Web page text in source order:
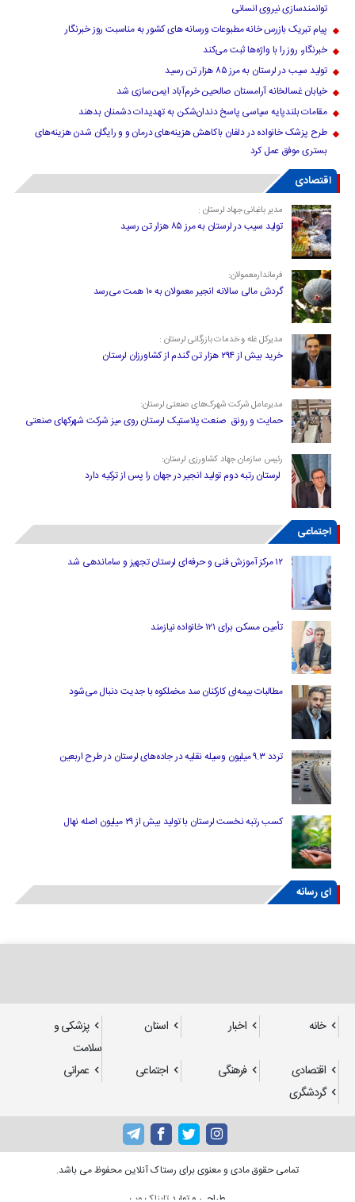
توانمندسازی نیروی انسانی
پیام تبریک بازرس خانه مطبوعات ورسانه های کشور به مناسبت روز خبرنگار
خبرنگار، روز را با واژه‌ها ثبت می‌کند
تولید سیب در لرستان به مرز ۸۵ هزار تن رسید
خیابان غسالخانه آرامستان صالحین خرم‌آباد ایمن‌سازی شد
مقامات بلندپایه سیاسی پاسخ دندان‌شکن به تهدیدات دشمنان بدهند
طرح پزشک خانواده در دلفان باکاهش هزینه‌های درمان و و رایگان شدن هزینه‌های
بستری موفق عمل کرد
اقتصادی
مدیر باغبانی جهاد لرستان :
تولید سیب در لرستان به مرز ۸۵ هزار تن رسید
فرماندارمعمولان:
گردش مالی سالانه انجیر معمولان به ۱۰ همت می‌رسد
مدیرکل غله و خدمات بازرگانی لرستان :
خرید بیش از ۲۹۴ هزار تن گندم از کشاورزان لرستان
مدیرعامل شرکت شهرک‌های صنعتی لرستان:
حمایت و رونق صنعت پلاستیک لرستان روی میز شرکت شهرکهای صنعتی
رئیس سازمان جهاد کشاورزی لرستان:
لرستان رتبه دوم تولید انجیر در جهان را پس از ترکیه دارد
اجتماعی
۱۲ مرکز آموزش فنی و حرفه‌ای لرستان تجهیز و ساماندهی شد
تأمین مسکن برای ۱۲۱ خانواده نیازمند
مطالبات بیمه‌ای کارکنان سد مخملکوه با جدیت دنبال می‌شود
تردد ۹.۳ میلیون وسیله نقلیه در جاده‌های لرستان در طرح اربعین
کسب رتبه نخست لرستان با تولید بیش از ۲۹ میلیون اصله نهال
ای رسانه
خانه اخبار استان
پزشکی و
سلامت
اقتصادی
فرهنگی اجتماعی
عمرانی
گردشگری
تمامی حقوق مادی و معنوی برای رستاک آنلاین محفوظ می باشد.